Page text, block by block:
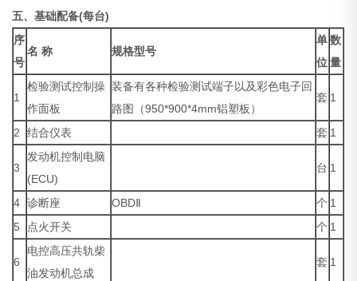
五、基础配备(每台)
序
号
名 称 规格型号
单
位
数
量
1
检验测试控制操
作面板
装备有各种检验测试端子以及彩色电子回
路图（950*900*4mm铝塑板）
套 1
2 结合仪表 套 1
3
发动机控制电脑
(ECU)
台 1
4 诊断座 OBDⅡ 个 1
5
点火开关 个 1
6
电控高压共轨柴
油发动机总成
套 1